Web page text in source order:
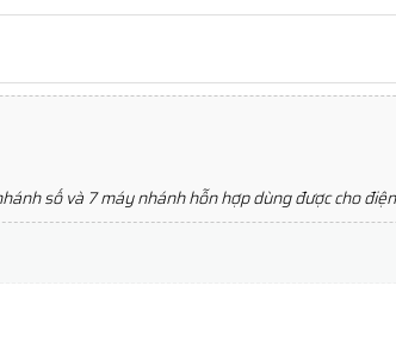
số và 7 máy nhánh hỗn hợp dùng được cho